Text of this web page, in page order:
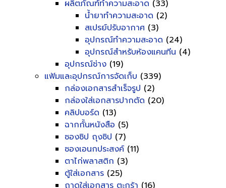
ผลิตภัณฑ์ทำความสะอาด (33)
น้ำยาทำความสะอาด (2)
สเปรย์ปรับอากาศ (3)
อุปกรณ์ทำความสะอาด (24)
อุปกรณ์สำหรับห้องแคนทีน (4)
อุปกรณ์ช่าง (19)
แฟ้มและอุปกรณ์การจัดเก็บ (339)
กล่องเอกสารสำเร็จรูป (2)
กล่องใส่เอกสารปากตัด (20)
คลิปบอร์ด (13)
ฉากกั้นหนังสือ (5)
ซองซิป ถุงซิป (7)
ซองเอนกประสงค์ (11)
ตาไก่พลาสติก (3)
ตู้ใส่เอกสาร (25)
ถาดใส่เอกสาร ตะกร้า (16)